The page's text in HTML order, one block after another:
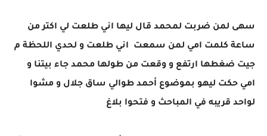
سهى لمن ضربت لمحمد قال ليها اني طلعت لي اكتر من
ساعة كلمت امي لمن سمعت اني طلعت و لحدي اللحظة م
جيت ضغطها ارتفع و وقعت من طولها محمد جاء بيتنا و
امي حكت ليهو بموضوع أحمد طوالي ساق جلال و مشوا
لواحد قريبه في المباحث و فتحوا بلاغ